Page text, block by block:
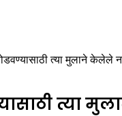
त्या मुलाने केलेले
त्या